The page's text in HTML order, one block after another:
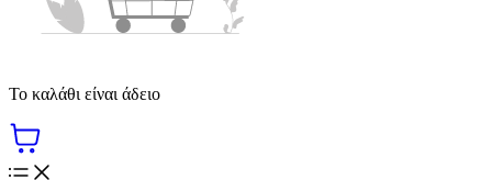
Το καλάθι είναι άδειο